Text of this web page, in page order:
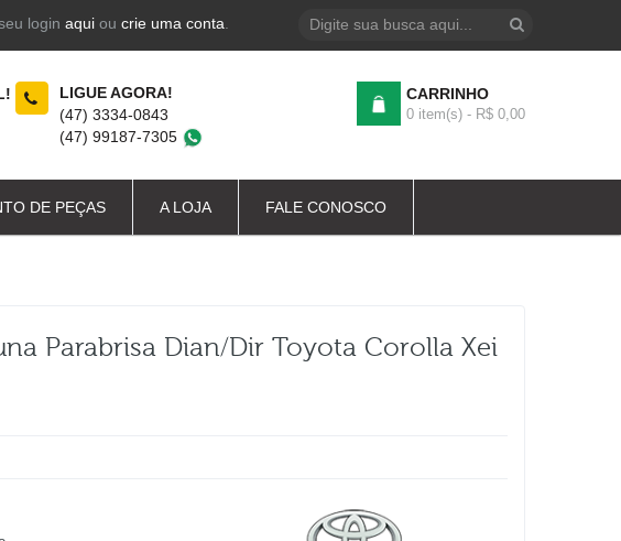
login aquiou crie uma conta
LIGUE AGORA!
(47) 3334-0843
(47) 99187-7305
CARRINHO
0 item(s) - R$ 0,00
DE PEÇAS A LOJA FALE CONOSCO
Parabrisa Dian/dir Toyota Corolla Xei